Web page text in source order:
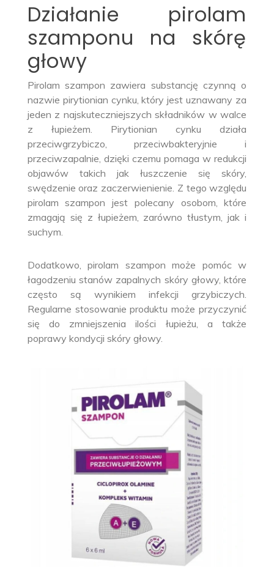
Działanie pirolam
szamponu na skórę
głowy
Pirolam szampon zawiera substancję czynną o
nazwie pirytionian cynku, który jest uznawany za
jeden z najskuteczniejszych składników w walce
z łupieżem. Pirytionian cynku działa
przeciwgrzybiczo, przeciwbakteryjnie i
przeciwzapalnie, dzięki czemu pomaga w redukcji
objawów takich jak łuszczenie się skóry,
swędzenie oraz zaczerwienienie. Z tego względu
pirolam szampon jest polecany osobom, które
zmagają się z łupieżem, zarówno tłustym, jak i
suchym.
Dodatkowo, pirolam szampon może pomóc w
łagodzeniu stanów zapalnych skóry głowy, które
często są wynikiem infekcji grzybiczych.
Regularne stosowanie produktu może przyczynić
się do zmniejszenia ilości łupieżu, a także
poprawy kondycji skóry głowy.